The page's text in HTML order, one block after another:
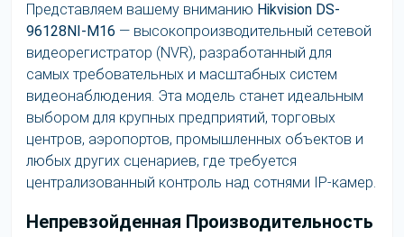
Представляем вашему вниманию Hikvision DS-
96128NI-M16 — высокопроизводительный сетевой
видеорегистратор (NVR), разработанный для
самых требовательных и масштабных систем
видеонаблюдения. Эта модель станет идеальным
выбором для крупных предприятий, торговых
центров, аэропортов, промышленных объектов и
любых других сценариев, где требуется
централизованный контроль над сотнями IP-камер.
Непревзойденная Производительность